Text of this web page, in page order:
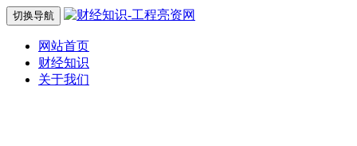
切换导航
网站首页
财经知识
关于我们